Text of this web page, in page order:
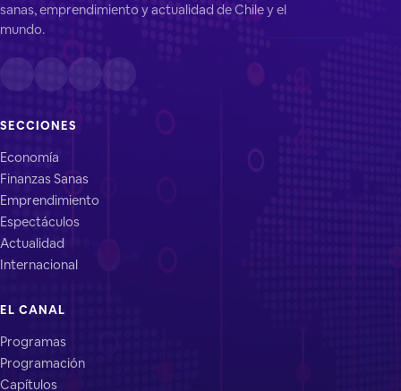
sanas, emprendimiento y actualidad de Chile y el
mundo.
SECCIONES
Economía
Finanzas Sanas
Emprendimiento
Espectáculos
Actualidad
Internacional
EL CANAL
Programas
Programación
Capítulos